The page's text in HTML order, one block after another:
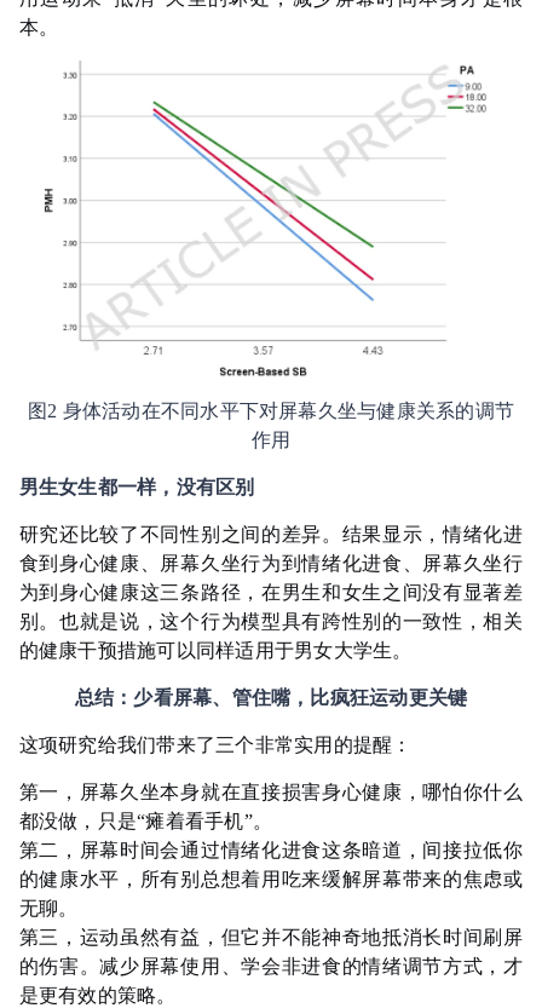
本。
图2 身体活动在不同水平下对屏幕久坐与健康关系的调节
作用
男生女生都一样，没有区别
研究还比较了不同性别之间的差异。结果显示，情绪化进
食到身心健康、屏幕久坐行为到情绪化进食、屏幕久坐行
为到身心健康这三条路径，在男生和女生之间没有显著差
别。也就是说，这个行为模型具有跨性别的一致性，相关
的健康干预措施可以同样适用于男女大学生。
总结：少看屏幕、管住嘴，比疯狂运动更关键
这项研究给我们带来了三个非常实用的提醒：
第一，屏幕久坐本身就在直接损害身心健康，哪怕你什么
都没做，只是“瘫着看手机”。
第二，屏幕时间会通过情绪化进食这条暗道，间接拉低你
的健康水平，所有别总想着用吃来缓解屏幕带来的焦虑或
无聊。
第三，运动虽然有益，但它并不能神奇地抵消长时间刷屏
的伤害。减少屏幕使用、学会非进食的情绪调节方式，才
是更有效的策略。